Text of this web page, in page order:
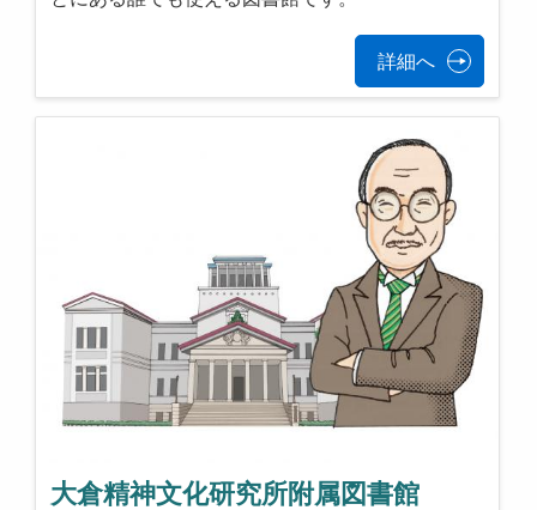
詳細へ
大倉精神文化研究所附属図書館